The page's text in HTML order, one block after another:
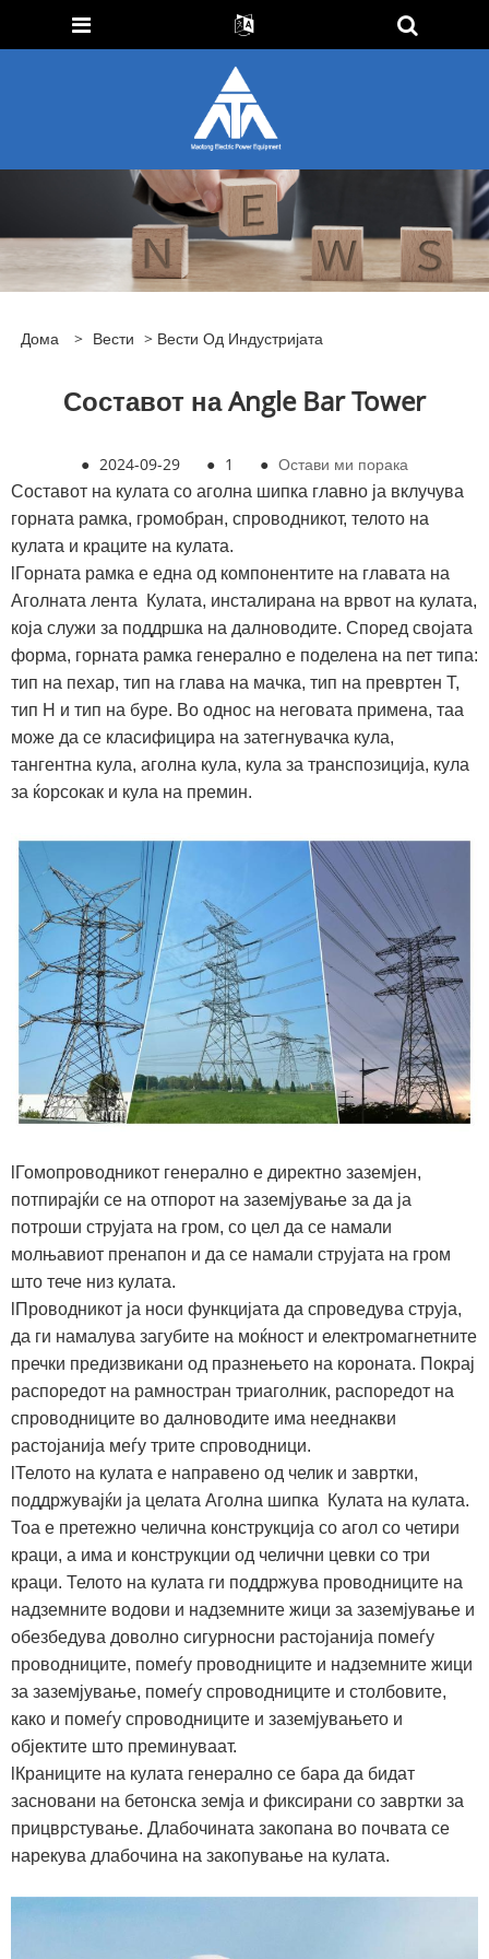
Дома > Вести > Вести Од Индустријата
Составот на Angle Bar Tower
● 2024-09-29 ● 1 ● Остави ми порака
‌‌Составот на кулата со аголна шипка главно ја вклучува
горната рамка, громобран, спроводникот, телото на
кулата и краците на кулата.
lГорната рамка е една од компонентите на главата на
Аголната лента Кулата, инсталирана на врвот на кулата,
која служи за поддршка на далноводите. Според својата
форма, горната рамка генерално е поделена на пет типа:
тип на пехар, тип на глава на мачка, тип на превртен Т,
тип H и тип на буре. Во однос на неговата примена, таа
може да се класифицира на затегнувачка кула,
тангентна кула, аголна кула, кула за транспозиција, кула
за ќорсокак и кула на премин.
lГомопроводникот генерално е директно заземјен,
потпирајќи се на отпорот на заземјување за да ја
потроши струјата на гром, со цел да се намали
молњавиот пренапон и да се намали струјата на гром
што тече низ кулата.
lПроводникот ја носи функцијата да спроведува струја,
да ги намалува загубите на моќност и електромагнетните
пречки предизвикани од празнењето на короната. Покрај
распоредот на рамностран триаголник, распоредот на
спроводниците во далноводите има нееднакви
растојанија меѓу трите спроводници.
lТелото на кулата е направено од челик и завртки,
поддржувајќи ја целата Аголна шипка Кулата на кулата.
Тоа е претежно челична конструкција со агол со четири
краци, а има и конструкции од челични цевки со три
краци. Телото на кулата ги поддржува проводниците на
надземните водови и надземните жици за заземјување и
обезбедува доволно сигурносни растојанија помеѓу
проводниците, помеѓу проводниците и надземните жици
за заземјување, помеѓу спроводниците и столбовите,
како и помеѓу спроводниците и заземјувањето и
објектите што преминуваат.
lКраниците на кулата генерално се бара да бидат
засновани на бетонска земја и фиксирани со завртки за
прицврстување. Длабочината закопана во почвата се
нарекува длабочина на закопување на кулата.